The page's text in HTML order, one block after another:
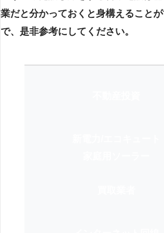
業だと分かっておくと身構えること
で、是非参考にしてください。